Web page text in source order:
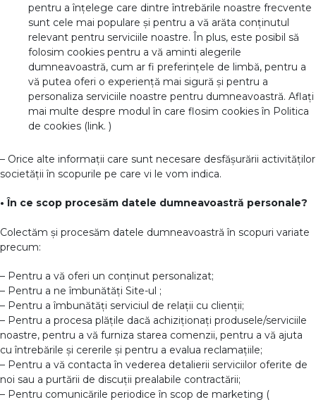
pentru a înțelege care dintre întrebările noastre frecvente
sunt cele mai populare și pentru a vă arăta conținutul
relevant pentru serviciile noastre. În plus, este posibil să
folosim cookies pentru a vă aminti alegerile
dumneavoastră, cum ar fi preferințele de limbă, pentru a
vă putea oferi o experiență mai sigură și pentru a
personaliza serviciile noastre pentru dumneavoastră. Aflați
mai multe despre modul în care flosim cookies în Politica
de cookies (link. )
– Orice alte informații care sunt necesare desfășurării activităților
societății în scopurile pe care vi le vom indica.
• În ce scop procesăm datele dumneavoastră personale?
Colectăm și procesăm datele dumneavoastră în scopuri variate
precum:
– Pentru a vă oferi un conținut personalizat;
– Pentru a ne îmbunătăți Site-ul ;
– Pentru a îmbunătăți serviciul de relații cu clienții;
– Pentru a procesa plățile dacă achiziționați produsele/serviciile
noastre, pentru a vă furniza starea comenzii, pentru a vă ajuta
cu întrebările și cererile și pentru a evalua reclamațiile;
– Pentru a vă contacta în vederea detalierii serviciilor oferite de
noi sau a purtării de discuții prealabile contractării;
– Pentru comunicările periodice în scop de marketing (